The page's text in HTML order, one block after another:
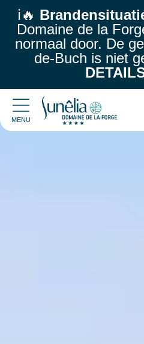
ℹ️🔥
Domaine de la
normaal door. De
de-Buch is niet
MENU